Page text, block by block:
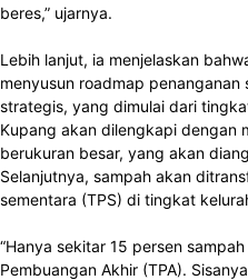
beres,” ujarnya.
Lebih lanjut, ia menjelaskan
menyusun roadmap
strategis, yang dimulai dari
Kupang akan dilengkapi dengan
berukuran besar, yang akan
Selanjutnya, sampah akan
sementara (TPS) di tingkat
“Hanya sekitar 15 persen
Pembuangan Akhir (TPA).